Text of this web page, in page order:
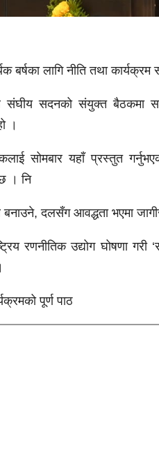
बर्षका लागि नीति तथा
संघीय सदनको संयुक्त बैठकमा
।
सोमबार यहाँ प्रस्तुत
। नि
बनाउने, दलसँग आवद्धता भएमा
रणनीतिक उद्योग घोषणा गरी
पूर्ण पाठ